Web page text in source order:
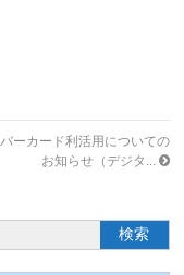
ーカード利活用についての
お知らせ（デジタ...